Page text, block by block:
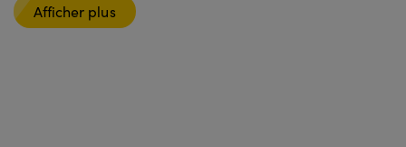
Afficher plus